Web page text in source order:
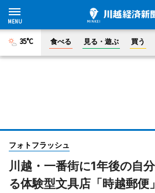
35°C 食べる 見る・遊ぶ 買う
フォトフラッシュ
川越・一番街に1年後の自
る体験型文具店「時越郵便」